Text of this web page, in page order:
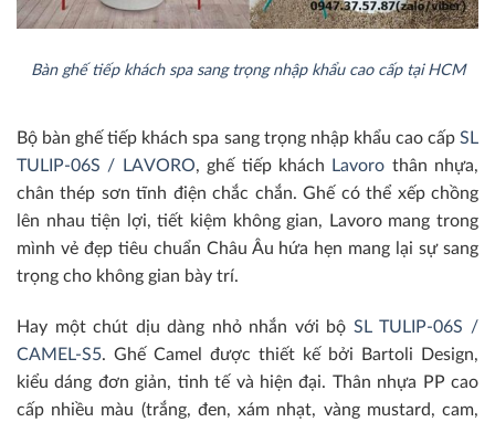
Bàn ghế tiếp khách spa sang trọng nhập khẩu cao cấp tại HCM
Bộ bàn ghế tiếp khách spa sang trọng nhập khẩu cao cấp SL
TULIP-06S / LAVORO, ghế tiếp khách Lavoro thân nhựa,
chân thép sơn tĩnh điện chắc chắn. Ghế có thể xếp chồng
lên nhau tiện lợi, tiết kiệm không gian, Lavoro mang trong
mình vẻ đẹp tiêu chuẩn Châu Âu hứa hẹn mang lại sự sang
trọng cho không gian bày trí.
Hay một chút dịu dàng nhỏ nhắn với bộ SL TULIP-06S /
CAMEL-S5. Ghế Camel được thiết kế bởi Bartoli Design,
kiểu dáng đơn giản, tinh tế và hiện đại. Thân nhựa PP cao
cấp nhiều màu (trắng, đen, xám nhạt, vàng mustard, cam,